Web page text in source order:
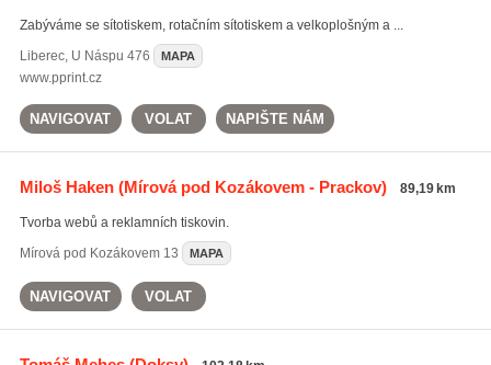
Zabýváme se sítotiskem, rotačním sítotiskem a velkoplošným a ...
Liberec, U Náspu 476 MAPA
www.pprint.cz
NAVIGOVAT VOLAT NAPIŠTE NÁM
Miloš Haken(Mírová pod Kozákovem - Prackov) 89,19 km
Tvorba webů a reklamních tiskovin.
Mírová pod Kozákovem13 MAPA
NAVIGOVAT VOLAT